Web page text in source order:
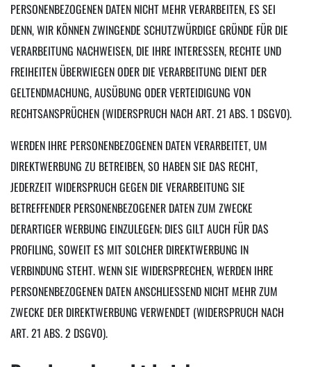
PERSONENBEZOGENEN DATEN NICHT MEHR VERARBEITEN, ES SEI
DENN, WIR KÖNNEN ZWINGENDE SCHUTZWÜRDIGE GRÜNDE FÜR DIE
VERARBEITUNG NACHWEISEN, DIE IHRE INTERESSEN, RECHTE UND
FREIHEITEN ÜBERWIEGEN ODER DIE VERARBEITUNG DIENT DER
GELTENDMACHUNG, AUSÜBUNG ODER VERTEIDIGUNG VON
RECHTSANSPRÜCHEN (WIDERSPRUCH NACH ART. 21 ABS. 1 DSGVO).
WERDEN IHRE PERSONENBEZOGENEN DATEN VERARBEITET, UM
DIREKTWERBUNG ZU BETREIBEN, SO HABEN SIE DAS RECHT,
JEDERZEIT WIDERSPRUCH GEGEN DIE VERARBEITUNG SIE
BETREFFENDER PERSONENBEZOGENER DATEN ZUM ZWECKE
DERARTIGER WERBUNG EINZULEGEN; DIES GILT AUCH FÜR DAS
PROFILING, SOWEIT ES MIT SOLCHER DIREKTWERBUNG IN
VERBINDUNG STEHT. WENN SIE WIDERSPRECHEN, WERDEN IHRE
PERSONENBEZOGENEN DATEN ANSCHLIESSEND NICHT MEHR ZUM
ZWECKE DER DIREKTWERBUNG VERWENDET (WIDERSPRUCH NACH
ART. 21 ABS. 2 DSGVO).